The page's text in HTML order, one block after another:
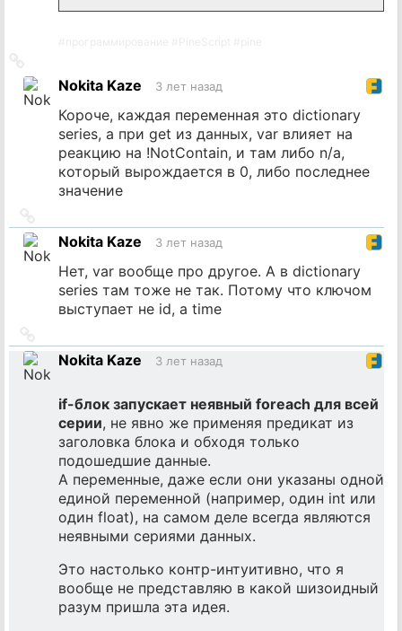
на
источникNokita Kaze 3 лет назад
Короче, каждая переменная это dictionary
series, а при get из данных, var влияет на
реакцию на !NotContain, и там либо n/a,
который вырождается в 0, либо последнее
значение
на
источник
Nokita Kaze 3 лет назад
Нет, var вообще про другое. А в dictionary
series там тоже не так. Потому что ключом
выступает не id, а time
на
источник
Nokita Kaze 3 лет назад
if-блок запускает неявный foreach для всей
серии, не явно же применяя предикат из
заголовка блока и обходя только
подошедшие данные.
А переменные, даже если они указаны одной
единой переменной (например, один int или
один float), на самом деле всегда являются
неявными сериями данных.
Это настолько контр-интуитивно, что я
вообще не представляю в какой шизоидный
разум пришла эта идея.